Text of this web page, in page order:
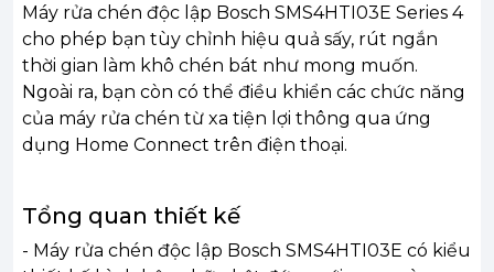
Máy rửa chén độc lập Bosch SMS4HTI03E Series 4
cho phép bạn tùy chỉnh hiệu quả sấy, rút ngắn
thời gian làm khô chén bát như mong muốn.
Ngoài ra, bạn còn có thể điều khiển các chức năng
của máy rửa chén từ xa tiện lợi thông qua ứng
dụng Home Connect trên điện thoại.
Tổng quan thiết kế
- Máy rửa chén độc lập Bosch SMS4HTI03E có kiểu